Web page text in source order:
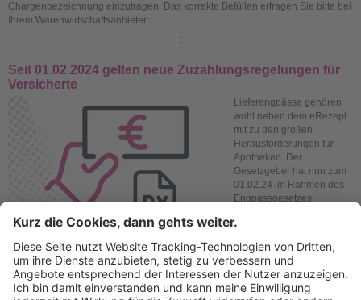
Chargenbezeichnung einzutragen. Das korrekte Befüllen erfragen Sie bitte bei
Ihrem Warenwirtschaftsanbieter.
---:---
Seit 01.02.2024 gelten neue Zuzahlungsregelungen für
Versicherte
Lieferengpässe gehören
wohl neben dem eRezept
mit zu den großen
Herausforderungen für
Apotheken. Der
Gesetzgeber hat nun zum
01.02.24 im Rahmen des
Engpassgesetzes
Regelungen für die
Zuzahlung getroffen, die
vor allem im
Zusammenhang mit den aktuellen Lieferengpässen stehen:
Wird nämlich im Fall der Nichtverfügbarkeit das verschriebene Arzneimittel